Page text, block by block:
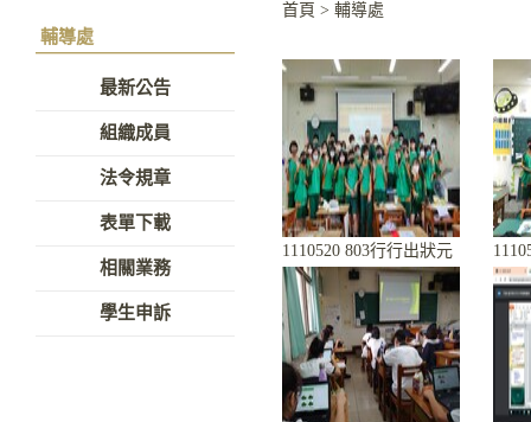
輔導處
最新公告
組織成員
法令規章
表單下載
相關業務
學生申訴
首頁 > 輔導處
1110520 803行行出狀元